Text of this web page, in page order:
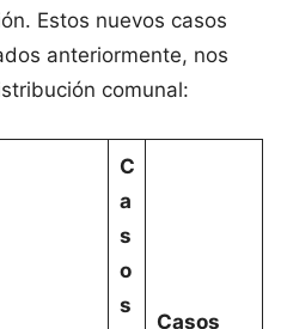
Estos nuevos casos
anteriormente, nos
comunal:
C
a
s
o
s
Casos